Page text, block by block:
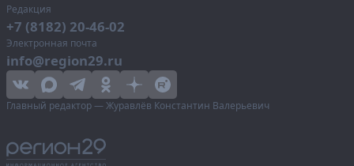
Редакция
+7 (8182) 20-46-02
Электронная почта
info@region29.ru
Главный редактор — Журавлёв Константин Валерьевич